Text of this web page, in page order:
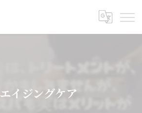
エイジングケア